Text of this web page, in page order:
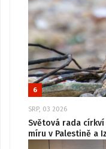
6
SRP, 03 2026
Světová rada
míru v Palestině a